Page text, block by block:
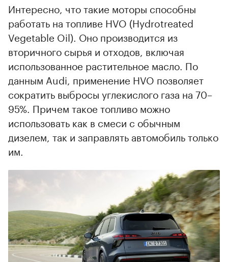
Интересно, что такие моторы способны
работать на топливе HVO (Hydrotreated
Vegetable Oil). Оно производится из
вторичного сырья и отходов, включая
использованное растительное масло. По
данным Audi, применение HVO позволяет
сократить выбросы углекислого газа на 70–
95%. Причем такое топливо можно
использовать как в смеси с обычным
дизелем, так и заправлять автомобиль только
им.